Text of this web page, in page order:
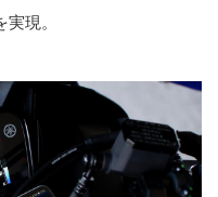
現。